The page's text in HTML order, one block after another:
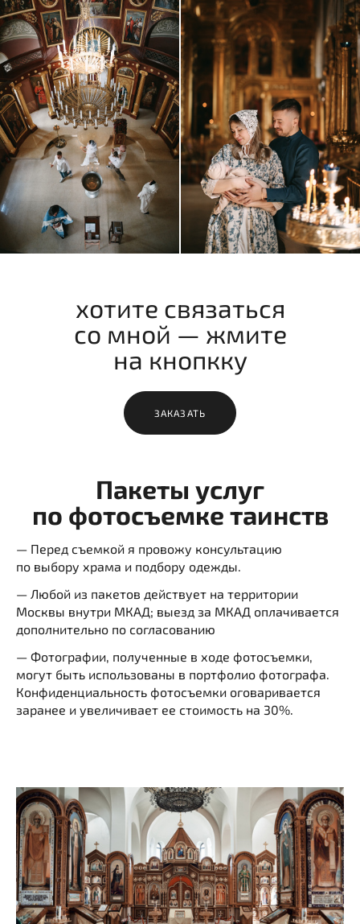
хотите связаться
со мной — жмите
на кнопкку
ЗАКАЗАТЬ
Пакеты услуг
по фотосъемке таинств
— Перед съемкой я провожу консультацию
по выбору храма и подбору одежды.
— Любой из пакетов действует на территории
Москвы внутри МКАД; выезд за МКАД оплачивается
дополнительно по согласованию
— Фотографии, полученные в ходе фотосъемки,
могут быть использованы в портфолио фотографа.
Конфиденциальность фотосъемки оговаривается
заранее и увеличивает ее стоимость на 30%.